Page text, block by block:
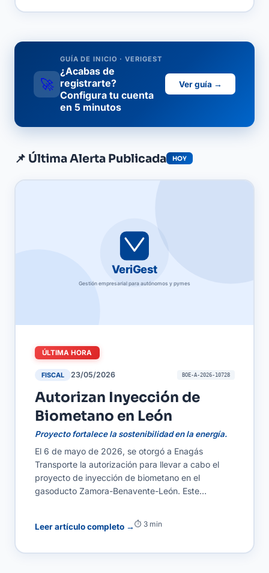
🚀
GUÍA DE INICIO · VERIGEST
¿Acabas de
registrarte?
Configura tu cuenta
en 5 minutos
Ver guía →
📌 Última Alerta Publicada HOY
ÚLTIMA HORA
FISCAL 23/05/2026 BOE-A-2026-10728
Autorizan Inyección de
Biometano en León
Proyecto fortalece la sostenibilidad en la energía.
El 6 de mayo de 2026, se otorgó a Enagás
Transporte la autorización para llevar a cabo el
proyecto de inyección de biometano en el
gasoducto Zamora-Benavente-León. Este
que permitirán la inyección de biometano en la red
de gas, apoyando así la transición hacia fuentes
Leer artículo completo → ⏱ 3 min